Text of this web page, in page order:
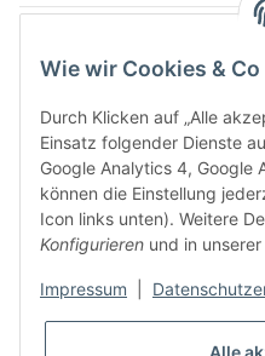
Wie wir Cookies &
Durch Klicken auf „Alle
Einsatz folgender Dienste
Google Analytics 4, Google
können die Einstellung
Icon links unten). Weitere
Konfigurieren und in unserer
Impressum
Alle
Weinbauregionen und
Weiße Rebsorten
Rote Rebsorten